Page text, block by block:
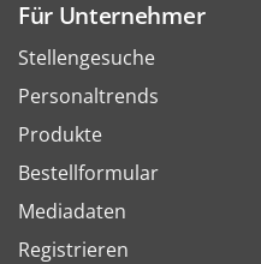
Für Unternehmer
Stellengesuche
Personaltrends
Produkte
Bestellformular
Mediadaten
Registrieren